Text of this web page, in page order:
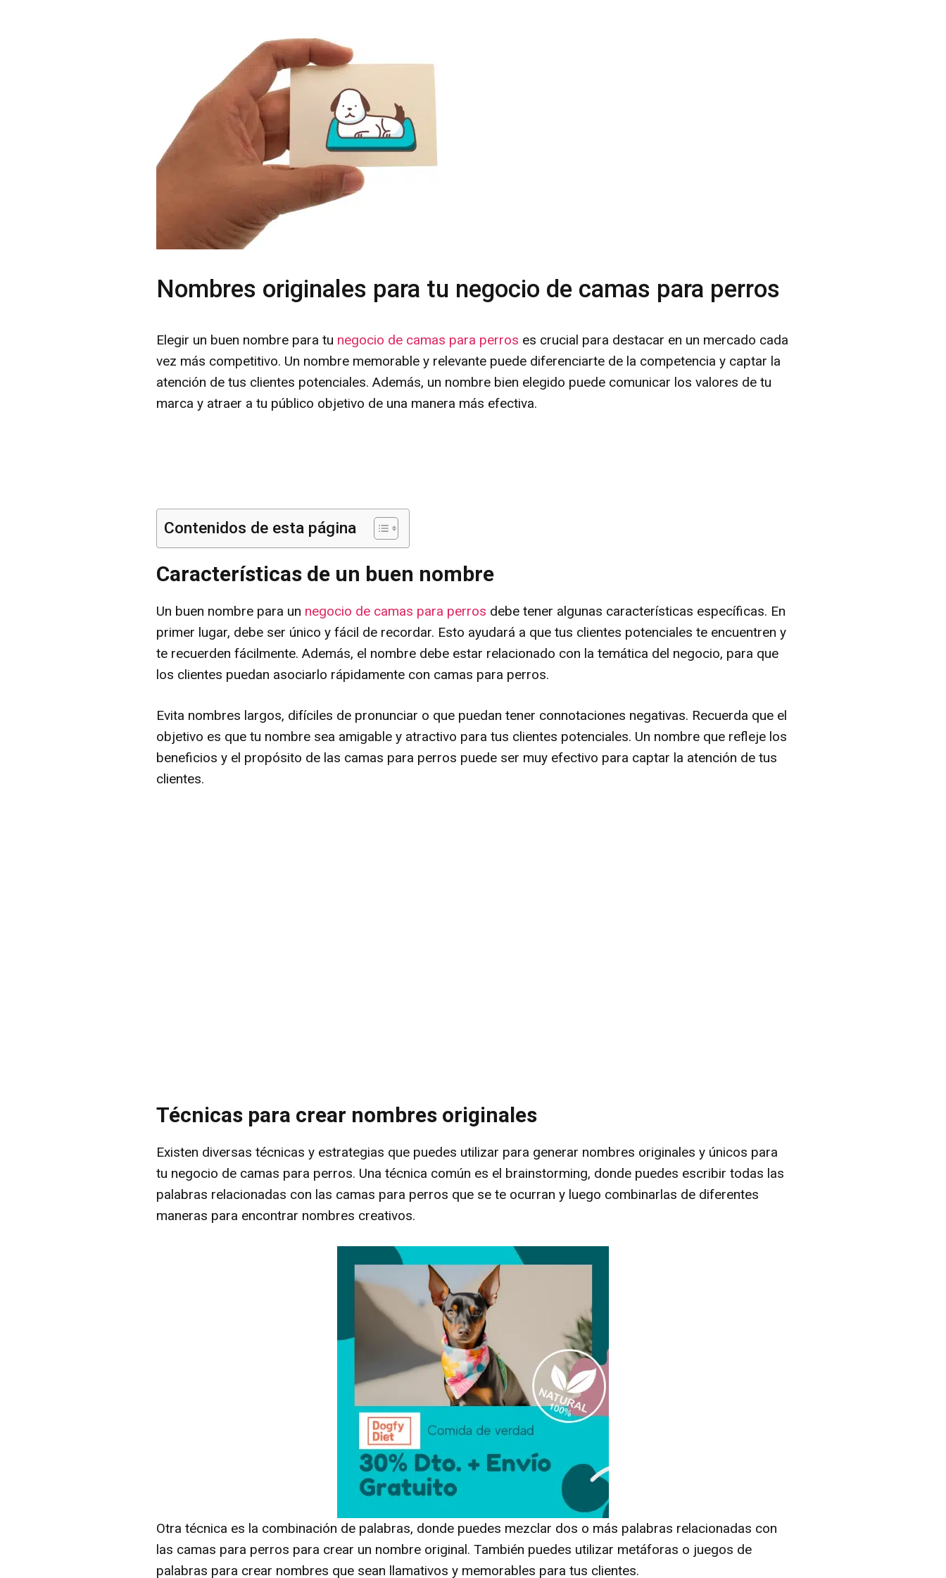
Nombres originales para tu negocio de camas para perros
Elegir un buen nombre para tu negocio de camas para perros es crucial para destacar en un mercado cada
vez más competitivo. Un nombre memorable y relevante puede diferenciarte de la competencia y captar la
atención de tus clientes potenciales. Además, un nombre bien elegido puede comunicar los valores de tu
marca y atraer a tu público objetivo de una manera más efectiva.
Contenidos de esta página
Características de un buen nombre
Un buen nombre para un negocio de camas para perros debe tener algunas características específicas. En
primer lugar, debe ser único y fácil de recordar. Esto ayudará a que tus clientes potenciales te encuentren y
te recuerden fácilmente. Además, el nombre debe estar relacionado con la temática del negocio, para que
los clientes puedan asociarlo rápidamente con camas para perros.
Evita nombres largos, difíciles de pronunciar o que puedan tener connotaciones negativas. Recuerda que el
objetivo es que tu nombre sea amigable y atractivo para tus clientes potenciales. Un nombre que refleje los
beneficios y el propósito de las camas para perros puede ser muy efectivo para captar la atención de tus
clientes.
Técnicas para crear nombres originales
Existen diversas técnicas y estrategias que puedes utilizar para generar nombres originales y únicos para
tu negocio de camas para perros. Una técnica común es el brainstorming, donde puedes escribir todas las
palabras relacionadas con las camas para perros que se te ocurran y luego combinarlas de diferentes
maneras para encontrar nombres creativos.
Otra técnica es la combinación de palabras, donde puedes mezclar dos o más palabras relacionadas con
las camas para perros para crear un nombre original. También puedes utilizar metáforas o juegos de
palabras para crear nombres que sean llamativos y memorables para tus clientes.